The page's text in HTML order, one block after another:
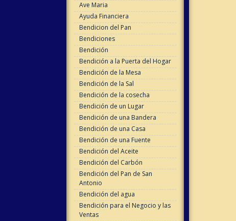
Ave Maria
Ayuda Financiera
Bendicion del Pan
Bendiciones
Bendición
Bendición a la Puerta del Hogar
Bendición de la Mesa
Bendición de la Sal
Bendición de la cosecha
Bendición de un Lugar
Bendición de una Bandera
Bendición de una Casa
Bendición de una Fuente
Bendición del Aceite
Bendición del Carbón
Bendición del Pan de San
Antonio
Bendición del agua
Bendición para el Negocio y las
Ventas